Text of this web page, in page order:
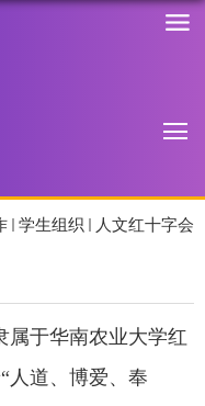
学生组织 人文红十字会
属于华南农业大学红
人道、博爱、奉